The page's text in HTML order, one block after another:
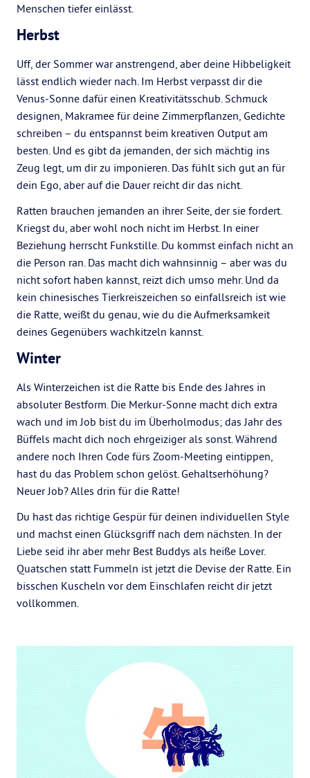
Menschen tiefer einlässt.
Herbst
Uff, der Sommer war anstrengend, aber deine Hibbeligkeit
lässt endlich wieder nach. Im Herbst verpasst dir die
Venus-Sonne dafür einen Kreativitätsschub. Schmuck
designen, Makramee für deine Zimmerpflanzen, Gedichte
schreiben – du entspannst beim kreativen Output am
besten. Und es gibt da jemanden, der sich mächtig ins
Zeug legt, um dir zu imponieren. Das fühlt sich gut an für
dein Ego, aber auf die Dauer reicht dir das nicht.
Ratten brauchen jemanden an ihrer Seite, der sie fordert.
Kriegst du, aber wohl noch nicht im Herbst. In einer
Beziehung herrscht Funkstille. Du kommst einfach nicht an
die Person ran. Das macht dich wahnsinnig – aber was du
nicht sofort haben kannst, reizt dich umso mehr. Und da
kein chinesisches Tierkreiszeichen so einfallsreich ist wie
die Ratte, weißt du genau, wie du die Aufmerksamkeit
deines Gegenübers wachkitzeln kannst.
Winter
Als Winterzeichen ist die Ratte bis Ende des Jahres in
absoluter Bestform. Die Merkur-Sonne macht dich extra
wach und im Job bist du im Überholmodus; das Jahr des
Büffels macht dich noch ehrgeiziger als sonst. Während
andere noch Ihren Code fürs Zoom-Meeting eintippen,
hast du das Problem schon gelöst. Gehaltserhöhung?
Neuer Job? Alles drin für die Ratte!
Du hast das richtige Gespür für deinen individuellen Style
und machst einen Glücksgriff nach dem nächsten. In der
Liebe seid ihr aber mehr Best Buddys als heiße Lover.
Quatschen statt Fummeln ist jetzt die Devise der Ratte. Ein
bisschen Kuscheln vor dem Einschlafen reicht dir jetzt
vollkommen.